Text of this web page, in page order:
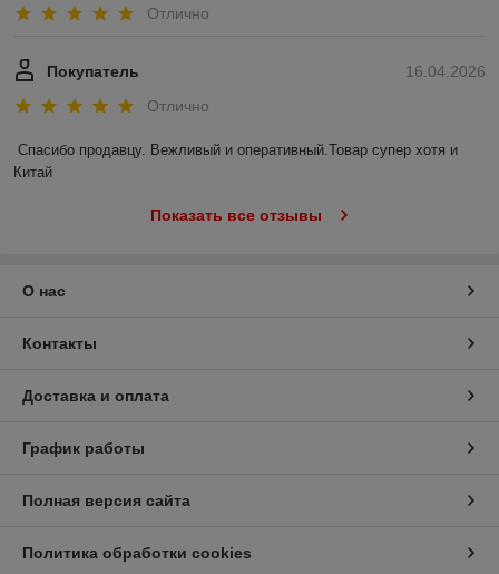
Отлично
16.04.2026
Покупатель
Отлично
Спасибо продавцу. Вежливый и оперативный.Товар супер хотя и
Китай
Показать все отзывы
О нас
Контакты
Доставка и оплата
График работы
Полная версия сайта
Политика обработки cookies